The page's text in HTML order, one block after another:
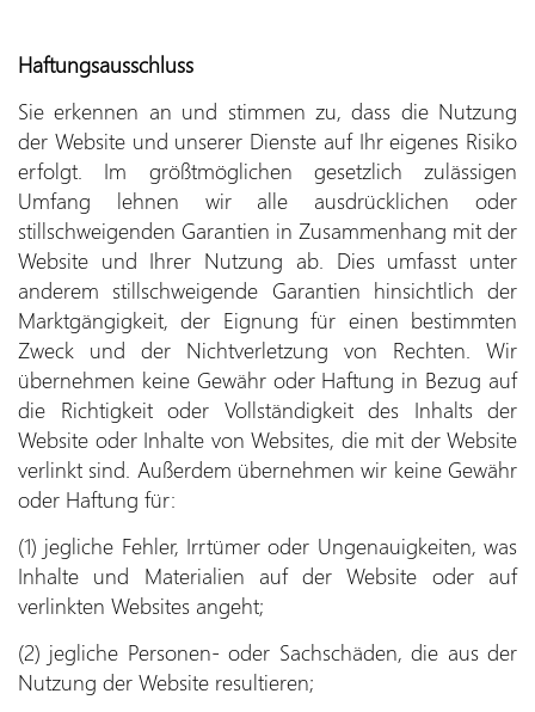
Haftungsausschluss
Sie erkennen an und stimmen zu, dass die Nutzung
der Website und unserer Dienste auf Ihr eigenes Risiko
erfolgt. Im größtmöglichen gesetzlich zulässigen
Umfang lehnen wir alle ausdrücklichen oder
stillschweigenden Garantien in Zusammenhang mit der
Website und Ihrer Nutzung ab. Dies umfasst unter
anderem stillschweigende Garantien hinsichtlich der
Marktgängigkeit, der Eignung für einen bestimmten
Zweck und der Nichtverletzung von Rechten. Wir
übernehmen keine Gewähr oder Haftung in Bezug auf
die Richtigkeit oder Vollständigkeit des Inhalts der
Website oder Inhalte von Websites, die mit der Website
verlinkt sind. Außerdem übernehmen wir keine Gewähr
oder Haftung für:
(1) jegliche Fehler, Irrtümer oder Ungenauigkeiten, was
Inhalte und Materialien auf der Website oder auf
verlinkten Websites angeht;
(2) jegliche Personen- oder Sachschäden, die aus der
Nutzung der Website resultieren;